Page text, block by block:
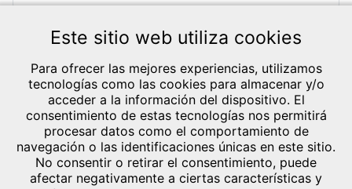
General Lázaro
Cárdenas, 1 Bl.13
CRÉDITOS Y
TEXTOS LEGALES
Aviso legal
Política de
Este sitio web utiliza cookies
Para ofrecer las mejores experiencias, utilizamos
tecnologías como las cookies para almacenar y/o
acceder a la información del dispositivo. El
consentimiento de estas tecnologías nos permitirá
procesar datos como el comportamiento de
navegación o las identificaciones únicas en este sitio.
No consentir o retirar el consentimiento, puede
afectar negativamente a ciertas características y